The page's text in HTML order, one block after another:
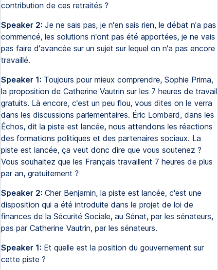
contribution de ces retraités ?
Speaker 2: Je ne sais pas, je n'en sais rien, le débat n'a pas
commencé, les solutions n'ont pas été apportées, je ne vais
pas faire d'avancée sur un sujet sur lequel on n'a pas encore
travaillé.
Speaker 1: Toujours pour mieux comprendre, Sophie Prima,
la proposition de Catherine Vautrin sur les 7 heures de travail
gratuits. Là encore, c'est un peu flou, vous dites on le verra
dans les discussions parlementaires. Éric Lombard, dans les
Échos, dit la piste est lancée, nous attendons les réactions
des formations politiques et des partenaires sociaux. La
piste est lancée, ça veut donc dire que vous soutenez ?
Vous souhaitez que les Français travaillent 7 heures de plus
par an, gratuitement ?
Speaker 2: Cher Benjamin, la piste est lancée, c'est une
disposition qui a été introduite dans le projet de loi de
finances de la Sécurité Sociale, au Sénat, par les sénateurs,
pas par Catherine Vautrin, par les sénateurs.
Speaker 1: Et quelle est la position du gouvernement sur
cette piste ?